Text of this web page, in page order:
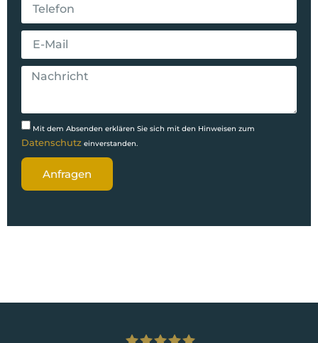
Mit dem Absenden erklären Sie sich mit den Hinweisen zum
Datenschutz einverstanden.
Anfragen